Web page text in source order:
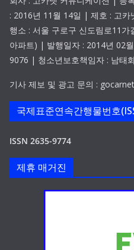
: 2016년 11월 14일 | 제호 : 고
행소 : 서울 구로구 신도림로11
아파트) | 발행일자 : 2014년 02
9076 | 청소년보호책임자 : 남태
기사 제보 및 광고 문의 :
국제표준연속간행물번호
ISSN 2635-9774
제휴 매거진